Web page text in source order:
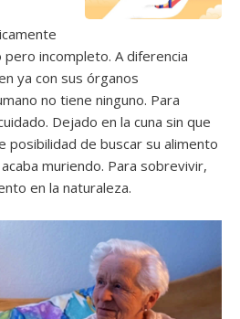
incompleto. A diferencia
ya con sus órganos
no tiene ninguno. Para
Dejado en la cuna sin que
posibilidad de buscar su alimento
muriendo. Para sobrevivir,
en la naturaleza.